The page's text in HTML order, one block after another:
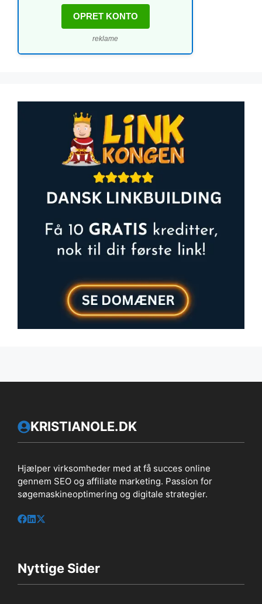
OPRET KONTO
reklame
KRISTIANOLE.DK
Hjælper virksomheder med at få succes online
gennem SEO og affiliate marketing. Passion for
søgemaskineoptimering og digitale strategier.
Nyttige Sider